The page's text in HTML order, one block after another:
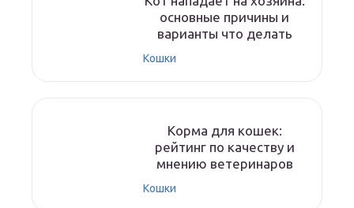
основные причины и
варианты что делать
Кошки
Корма для кошек:
рейтинг по качеству и
мнению ветеринаров
Кошки